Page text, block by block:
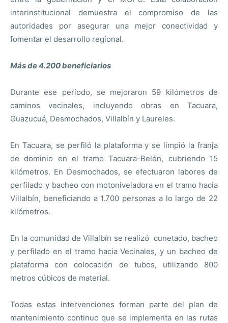
interinstitucional demuestra el compromiso de las
autoridades por asegurar una mejor conectividad y
fomentar el desarrollo regional.
Más de 4.200 beneficiarios
Durante ese período, se mejoraron 59 kilómetros de
caminos vecinales, incluyendo obras en Tacuara,
Guazucuá, Desmochados, Villalbín y Laureles.
En Tacuara, se perfiló la plataforma y se limpió la franja
de dominio en el tramo Tacuara-Belén, cubriendo 15
kilómetros. En Desmochados, se efectuaron labores de
perfilado y bacheo con motoniveladora en el tramo hacia
Villalbín, beneficiando a 1.700 personas a lo largo de 22
kilómetros.
En la comunidad de Villalbín se realizó cunetado, bacheo
y perfilado en el tramo hacia Vecinales, y un bacheo de
plataforma con colocación de tubos, utilizando 800
metros cúbicos de material.
Todas estas intervenciones forman parte del plan de
mantenimiento continuo que se implementa en las rutas